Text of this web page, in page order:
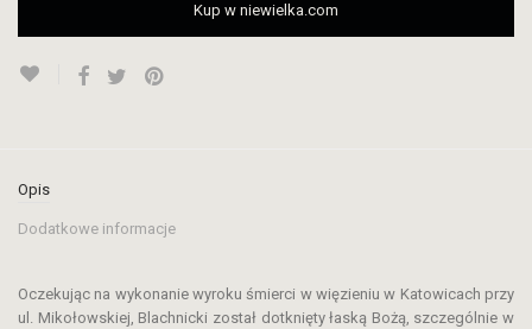
Kup w niewielka.com
Opis
Dodatkowe informacje
Oczekując na wykonanie wyroku śmierci w więzieniu w Katowicach przy
ul. Mikołowskiej, Blachnicki został dotknięty łaską Bożą, szczególnie w